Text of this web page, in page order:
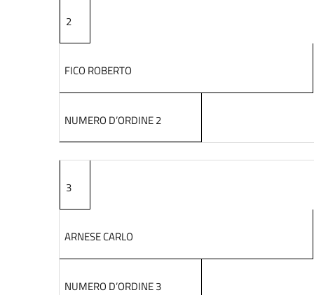
2
FICO ROBERTO
NUMERO D’ORDINE 2
3
ARNESE CARLO
NUMERO D’ORDINE 3